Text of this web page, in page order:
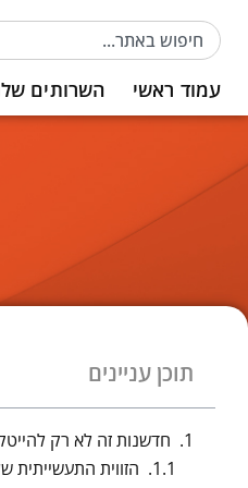
עמוד ראשי השרותים
תוכן עניינים
חדשנות זה לא רק
הזווית התעשייתית